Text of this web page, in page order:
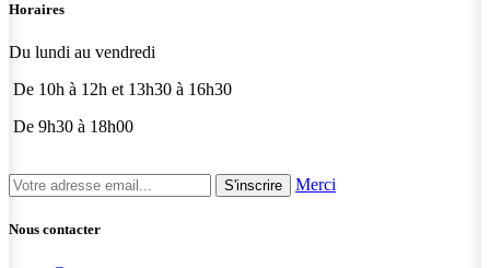
Horaires
Du lundi au vendredi
De 10h à 12h et 13h30 à 16h30
De 9h30 à 18h00
S'inscrire Merci
Nous contacter